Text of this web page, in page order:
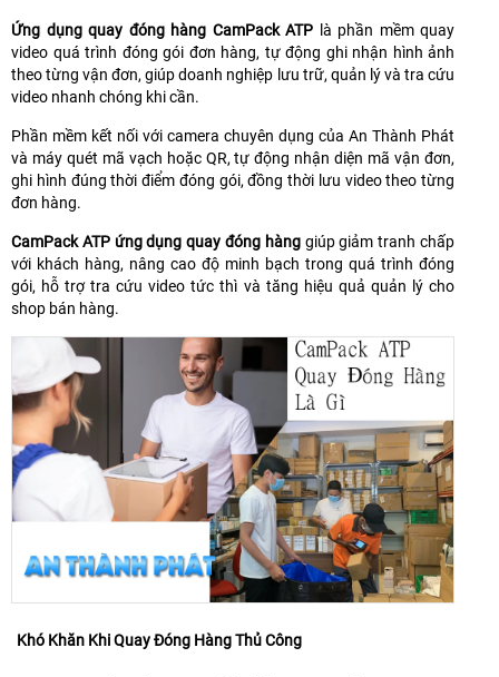
Ứng dụng quay đóng hàng CamPack ATP là phần mềm quay
video quá trình đóng gói đơn hàng, tự động ghi nhận hình ảnh
theo từng vận đơn, giúp doanh nghiệp lưu trữ, quản lý và tra cứu
video nhanh chóng khi cần.
Phần mềm kết nối với camera chuyên dụng của An Thành Phát
và máy quét mã vạch hoặc QR, tự động nhận diện mã vận đơn,
ghi hình đúng thời điểm đóng gói, đồng thời lưu video theo từng
đơn hàng.
CamPack ATP ứng dụng quay đóng hànggiúp giảm tranh chấp
với khách hàng, nâng cao độ minh bạch trong quá trình đóng
gói, hỗ trợ tra cứu video tức thì và tăng hiệu quả quản lý cho
shop bán hàng.
Khó Khăn Khi Quay Đóng Hàng Thủ Công